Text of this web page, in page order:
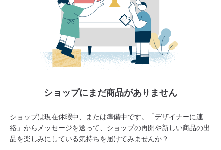
ショップにまだ商品がありません
ショップは現在休暇中、または準備中です。「デザイナーに連
絡」からメッセージを送って、ショップの再開や新しい商品の出
品を楽しみにしている気持ちを届けてみませんか？